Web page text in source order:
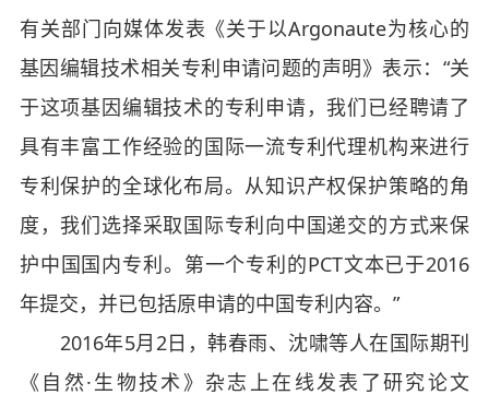
有关部门向媒体发表《关于以Argonaute为核心的
基因编辑技术相关专利申请问题的声明》表示：“关
于这项基因编辑技术的专利申请，我们已经聘请了
具有丰富工作经验的国际一流专利代理机构来进行
专利保护的全球化布局。从知识产权保护策略的角
度，我们选择采取国际专利向中国递交的方式来保
护中国国内专利。第一个专利的PCT文本已于2016
年提交，并已包括原申请的中国专利内容。”
2016年5月2日，韩春雨、沈啸等人在国际期刊
《自然·生物技术》杂志上在线发表了研究论文